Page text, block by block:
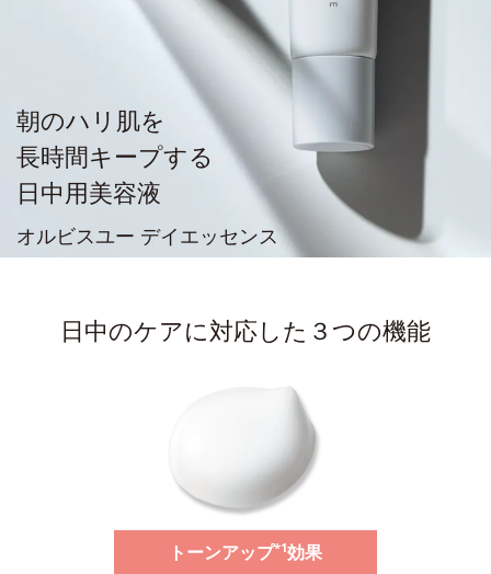
朝のハリ肌を
長時間キープする
日中用美容液
オルビスユー デイエッセンス
日中のケアに対応した３つの機能
トーンアップ*1効果